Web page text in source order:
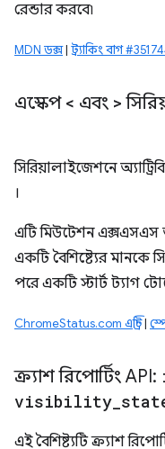
রেন্ডার করবে৷
MDN ডক্স| ট্র্যাকিং বাগ
এস্কেপ < এবং >
সিরিয়ালাইজেশনে
।
এটি মিউটেশন এক্সএসএস
একটি বৈশিষ্ট্যের মানকে
পরে একটি স্টার্ট ট্যাগ
ChromeStatus.com এন্ট্রি|
ক্র্যাশ রিপোর্টিং API:
visibility
এই বৈশিষ্ট্যটি ক্র্যাশ